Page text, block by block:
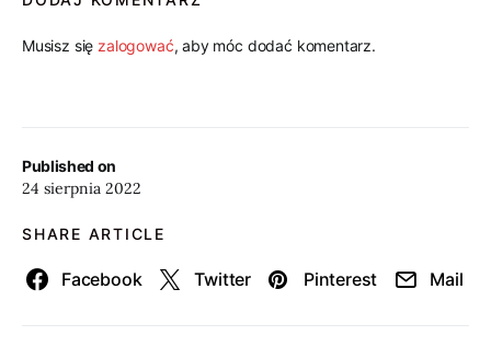
Published on
24 sierpnia 2022
SHARE ARTICLE
Facebook Twitter Pinterest Mail
Musisz się zalogować, aby móc dodać komentarz.